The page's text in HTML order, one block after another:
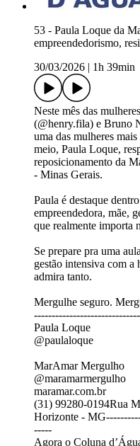
53 - Paula Loque da
empreendedorismo,
30/03/2026
1h 39min
Neste mês das
(@henry.fila) e Bruno
uma das mulheres
meio, Paula Loque,
reposicionamento da
- Minas Gerais.
Paula é destaque
empreendedora, mãe,
que realmente importa
Se prepare pra uma
gestão intensiva com a
admira tanto.
Mergulhe seguro.
Paula Loque
@paulaloque
MarAmar Mergulho
⁨@maramarmergulho⁩
maramar.com.br
(31) 99280-0194Rua
Horizonte -
-----
Agora o Coluna